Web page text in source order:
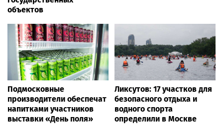
объектов
Подмосковные
производители обеспечат
напитками участников
выставки «День поля»
Ликсутов: 17 участков для
безопасного отдыха и
водного спорта
определили в Москве